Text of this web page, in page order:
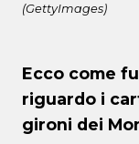
(GettyImages)
Ecco come
riguardo i
gironi dei